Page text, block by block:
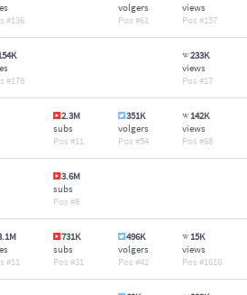
136
volgers
61
views
157
178
233K
views
17
2.3M
subs
11
351K
volgers
54
142K
views
68
3.6M
subs
8
11
731K
subs
31
496K
volgers
42
15K
views
1616